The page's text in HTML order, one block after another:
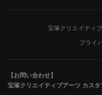
宝塚クリエイティ
プライ
【お問い合わせ】
宝塚クリエイティブアーツ カス